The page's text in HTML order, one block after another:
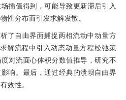
插值得到，可能导致更新滞后引入
性分布而引发求解发散。
了自由界面捕捉两相流动中动量方
解流程中引入动态动量方程松弛策
对流面心体积分数值推导，研究不
响。最后，通过经典的溃坝自由界
效性。